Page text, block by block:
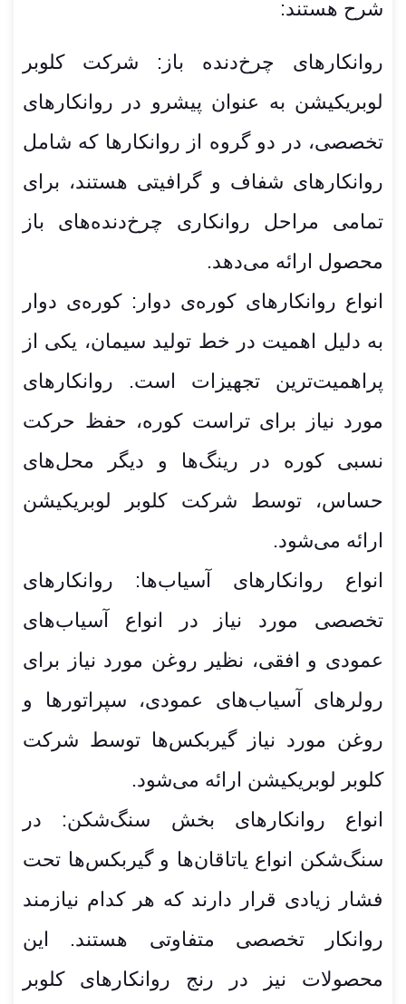
شرح هستند:
روانکارهای چرخ‌دنده باز: شرکت کلوبر
لوبریکیشن به عنوان پیشرو در روانکارهای
تخصصی، در دو گروه از روانکارها که شامل
روانکارهای شفاف و گرافیتی هستند، برای
تمامی مراحل روانکاری چرخ‌دنده‌های باز
محصول ارائه می‌دهد.
انواع روانکارهای کوره‌ی دوار: کوره‌ی دوار
به دلیل اهمیت در خط تولید سیمان، یکی از
پراهمیت‌ترین تجهیزات است. روانکارهای
مورد نیاز برای تراست کوره، حفظ حرکت
نسبی کوره در رینگ‌ها و دیگر محل‌های
حساس، توسط شرکت کلوبر لوبریکیشن
ارائه می‌شود.
انواع روانکارهای آسیاب‌ها: روانکارهای
تخصصی مورد نیاز در انواع آسیاب‌های
عمودی و افقی، نظیر روغن مورد نیاز برای
رولرهای آسیاب‌های عمودی، سپراتورها و
روغن مورد نیاز گیربکس‌ها توسط شرکت
کلوبر لوبریکیشن ارائه می‌شود.
انواع روانکارهای بخش سنگ‌شکن: در
سنگ‌شکن انواع یاتاقان‌ها و گیربکس‌ها تحت
فشار زیادی قرار دارند که هر کدام نیازمند
روانکار تخصصی متفاوتی هستند. این
محصولات نیز در رنج روانکارهای کلوبر